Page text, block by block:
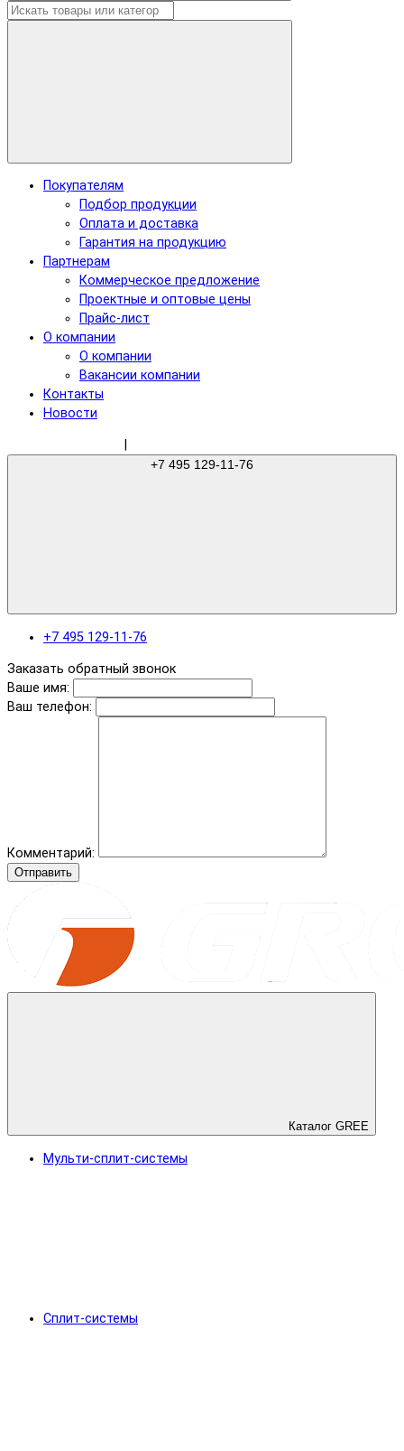
Покупателям
Подбор продукции
Оплата и доставка
Гарантия на продукцию
Партнерам
Коммерческое предложение
Проектные и оптовые цены
Прайс-лист
О компании
О компании
Вакансии компании
Контакты
Новости
+7 495 129-11-76
Заказать обратный звонок
Ваше имя:
Ваш телефон:
Комментарий:
Отправить
Каталог GREE
Мульти-сплит-системы
Сплит-системы